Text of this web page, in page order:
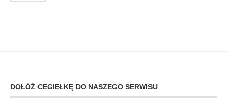
DOŁÓŻ CEGIEŁKĘ DO NASZEGO SERWISU